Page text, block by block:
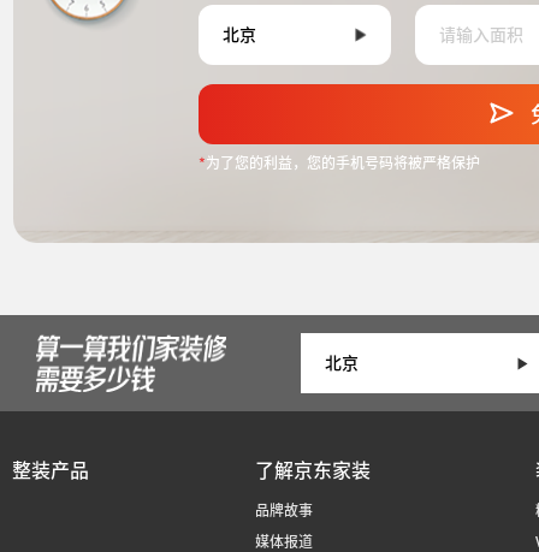
*为了您的利益，您的手机号码将被严格保护
整装产品 了解京东家装
品牌故事
媒体报道